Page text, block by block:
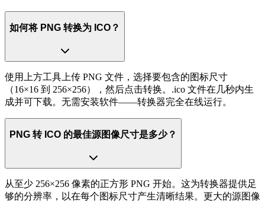
如何将 PNG 转换为 ICO？
使用上方工具上传 PNG 文件，选择要包含的图标尺寸
（16×16 到 256×256），然后点击转换。.ico 文件在几秒内生
成并可下载。无需安装软件——转换器完全在线运行。
PNG 转 ICO 的最佳源图像尺寸是多少？
从至少 256×256 像素的正方形 PNG 开始。这为转换器提供足
够的分辨率，以在每个图标尺寸产生清晰结果。更大的源图像